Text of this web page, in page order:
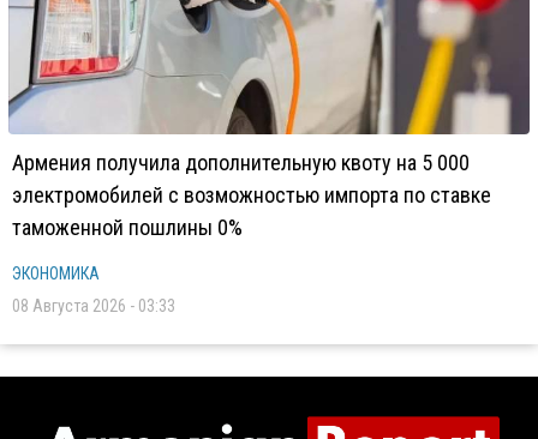
Армения получила дополнительную квоту на 5 000
электромобилей с возможностью импорта по ставке
таможенной пошлины 0%
ЭКОНОМИКА
08 Августа 2026 - 03:33